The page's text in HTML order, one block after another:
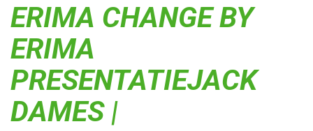
ERIMA CHANGE BY
ERIMA
PRESENTATIEJACK
DAMES |